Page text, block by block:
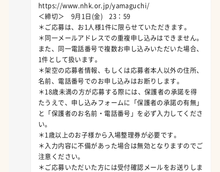
https://www.nhk.or.jp/yamaguchi/
＜締切＞ 9月1日(金) 23：59
＊ご応募は、お1人様1件に限らせていただきます。
＊同一メールアドレスでの重複申し込みはできません。
また、同一電話番号で複数お申し込みいただいた場合、
1件として扱います。
＊架空の応募者情報、もしくは応募者本人以外の住所、
名前、電話番号でのお申し込みはお断りします。
＊18歳未満の方が応募する際には、保護者の承諾を得
たうえで、申し込みフォームに「保護者の承諾の有無」
と「保護者のお名前・電話番号」を必ず入力してくださ
い。
＊1歳以上のお子様から入場整理券が必要です。
＊入力内容に不備があった場合は無効となりますのでご
注意ください。
＊ご応募いただいた方には受付確認メールをお送りしま